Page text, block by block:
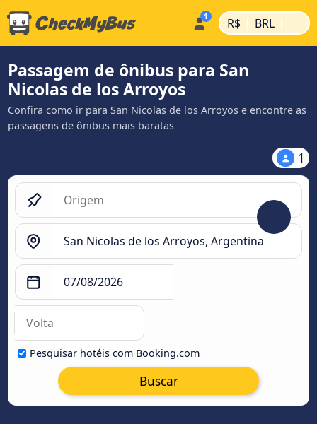
R$ | BRL |
Passagem de ônibus para San
Nicolas de los Arroyos
Confira como ir para San Nicolas de los Arroyos e encontre as
passagens de ônibus mais baratas
1
Pesquisar hotéis com Booking.com
Buscar